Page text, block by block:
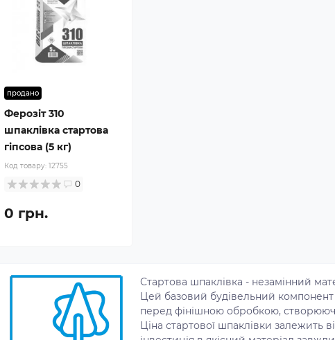
продано
Ферозіт 310
шпаклівка стартова
гіпсова (5 кг)
Код товару: 12755
0
0 грн.
Стартова шпаклівка - незамінний
Цей базовий будівельний
перед фінішною обробкою,
Ціна стартової шпаклівки залежить